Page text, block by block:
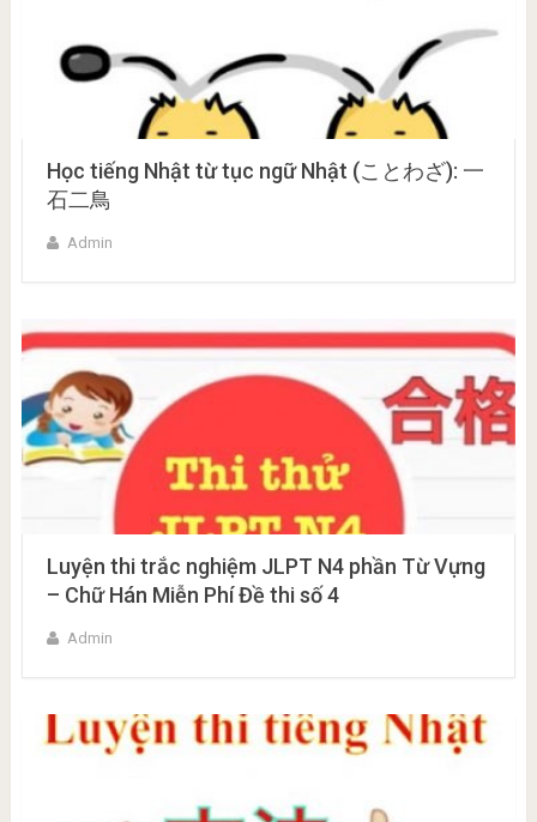
Học tiếng Nhật từ tục ngữ Nhật (ことわざ): 一
石二鳥
Admin
Luyện thi trắc nghiệm JLPT N4 phần Từ Vựng
– Chữ Hán Miễn Phí Đề thi số 4
Admin